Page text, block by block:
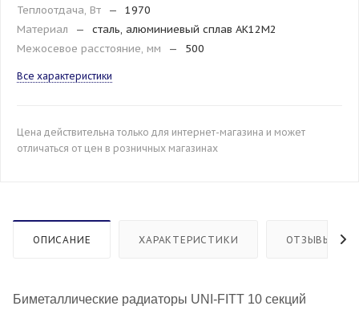
Теплоотдача, Вт
—
1970
Материал
—
сталь, алюминиевый сплав АК12М2
Межосевое расстояние, мм
— 500
Все характеристики
Цена действительна только для интернет-магазина и может
отличаться от цен в розничных магазинах
ОПИСАНИЕ ХАРАКТЕРИСТИКИ ОТЗЫВЫ
Биметаллические радиаторы UNI-FITT 10 секций